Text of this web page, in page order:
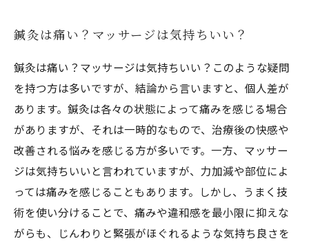
鍼灸は痛い？マッサージは気持ちいい？
鍼灸は痛い？マッサージは気持ちいい？このような疑問
を持つ方は多いですが、結論から言いますと、個人差が
あります。鍼灸は各々の状態によって痛みを感じる場合
がありますが、それは一時的なもので、治療後の快感や
改善される悩みを感じる方が多いです。一方、マッサー
ジは気持ちいいと言われていますが、力加減や部位によ
っては痛みを感じることもあります。しかし、うまく技
術を使い分けることで、痛みや違和感を最小限に抑えな
がらも、じんわりと緊張がほぐれるような気持ち良さを